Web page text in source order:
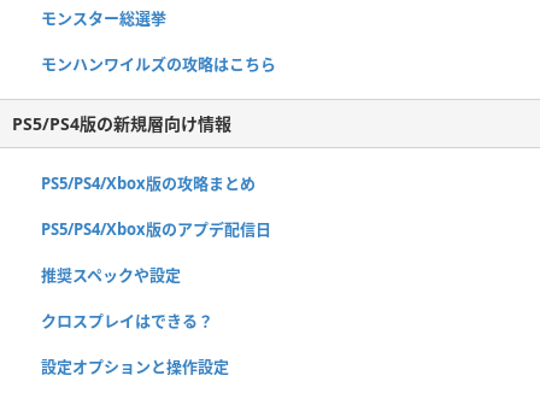
モンスター総選挙
モンハンワイルズの攻略はこちら
PS5/PS4版の新規層向け情報
PS5/PS4/Xbox版の攻略まとめ
PS5/PS4/Xbox版のアプデ配信日
推奨スペックや設定
クロスプレイはできる？
設定オプションと操作設定